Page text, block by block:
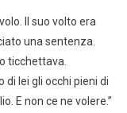
Il suo volto era
una sentenza.
ticchettava.
di lei gli occhi pieni di
E non ce ne volere.”